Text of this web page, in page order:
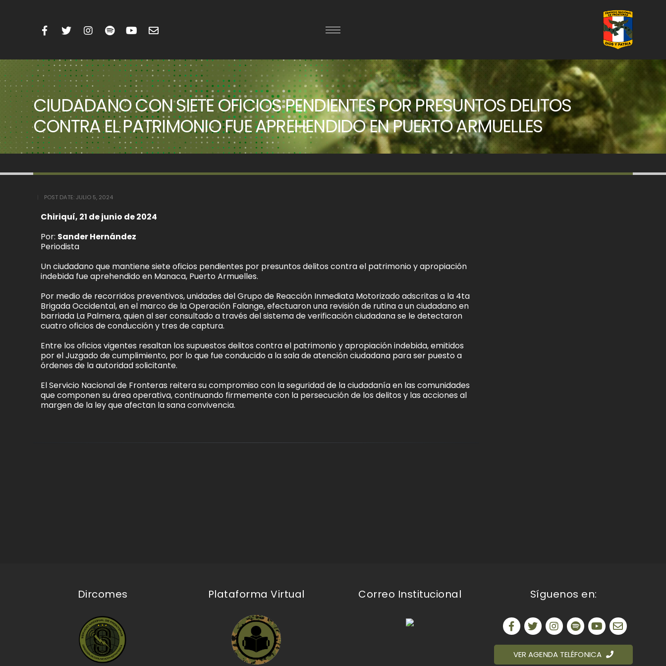
CIUDADANO CON SIETE OFICIOS PENDIENTES POR PRESUNTOS DELITOS
CONTRA EL PATRIMONIO FUE APREHENDIDO EN PUERTO ARMUELLES
POST DATE:JULIO 5, 2024
Chiriquí, 21 de junio de 2024
Por: Sander Hernández
Periodista
Un ciudadano que mantiene siete oficios pendientes por presuntos delitos contra el patrimonio y apropiación
indebida fue aprehendido en Manaca, Puerto Armuelles.
Por medio de recorridos preventivos, unidades del Grupo de Reacción Inmediata Motorizado adscritas a la 4ta
Brigada Occidental, en el marco de la Operación Falange, efectuaron una revisión de rutina a un ciudadano en
barriada La Palmera, quien al ser consultado a través del sistema de verificación ciudadana se le detectaron
cuatro oficios de conducción y tres de captura.
Entre los oficios vigentes resaltan los supuestos delitos contra el patrimonio y apropiación indebida, emitidos
por el Juzgado de cumplimiento, por lo que fue conducido a la sala de atención ciudadana para ser puesto a
órdenes de la autoridad solicitante.
El Servicio Nacional de Fronteras reitera su compromiso con la seguridad de la ciudadanía en las comunidades
que componen su área operativa, continuando firmemente con la persecución de los delitos y las acciones al
margen de la ley que afectan la sana convivencia.
Dircomes Plataforma Virtual Correo Institucional Síguenos en:
VER AGENDA TELÉFONICA